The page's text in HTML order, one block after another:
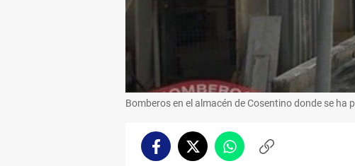
Bomberos en el almacén de Cosentino donde se
FacebookTwitterWhatsappCopiar